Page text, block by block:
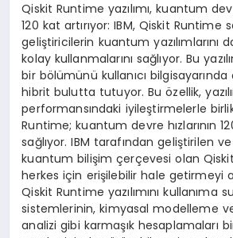
Qiskit Runtime yazılımı, kuantum
120 kat artırıyor: IBM, Qiskit Runtime
geliştiricilerin kuantum yazılımlarını
kolay kullanmalarını sağlıyor. Bu
bir bölümünü kullanıcı bilgisayarında
hibrit bulutta tutuyor. Bu özellik,
performansındaki iyileştirmelerle
Runtime; kuantum devre hızlarının
sağlıyor. IBM tarafından geliştirilen
kuantum bilişim çerçevesi olan
herkes için erişilebilir hale getirmeyi
Qiskit Runtime yazılımını kullanıma
sistemlerinin, kimyasal modelleme
analizi gibi karmaşık hesaplamaları